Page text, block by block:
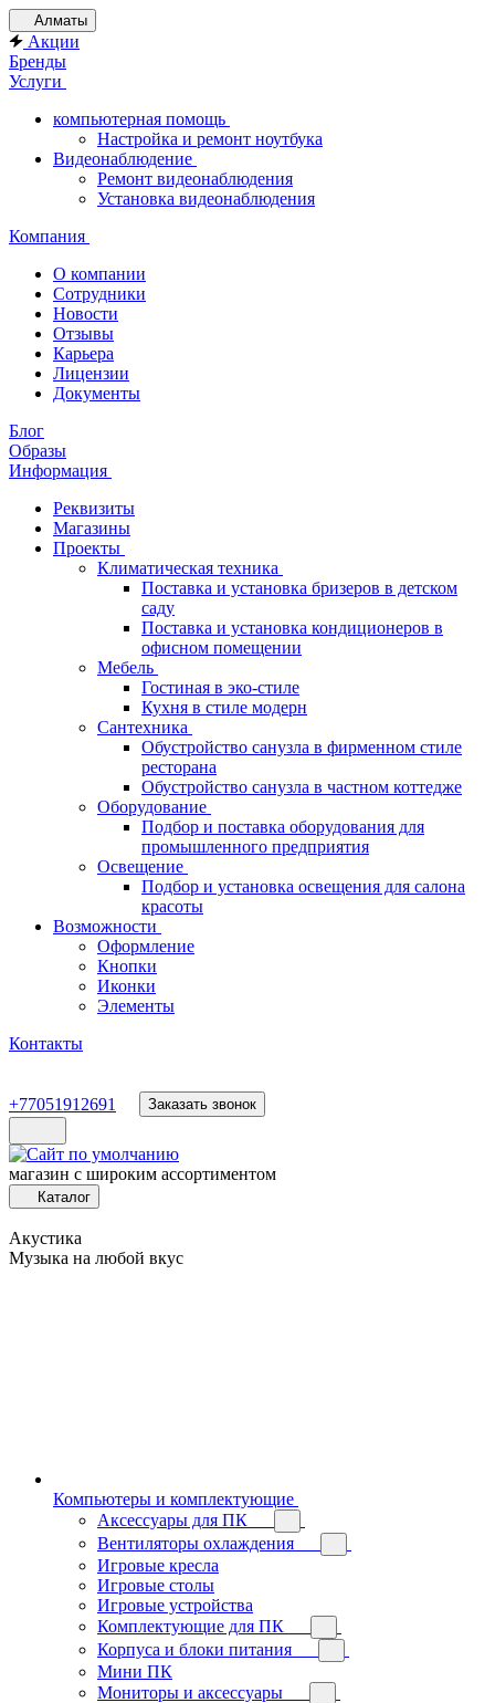
Алматы
Акции
Бренды
Услуги
компьютерная помощь
Настройка и ремонт ноутбука
Видеонаблюдение
Ремонт видеонаблюдения
Установка видеонаблюдения
Компания
О компании
Сотрудники
Новости
Отзывы
Карьера
Лицензии
Документы
Блог
Образы
Информация
Реквизиты
Магазины
Проекты
Климатическая техника
Поставка и установка бризеров в детском
саду
Поставка и установка кондиционеров в
офисном помещении
Мебель
Гостиная в эко-стиле
Кухня в стиле модерн
Сантехника
Обустройство санузла в фирменном стиле
ресторана
Обустройство санузла в частном коттедже
Оборудование
Подбор и поставка оборудования для
промышленного предприятия
Освещение
Подбор и установка освещения для салона
красоты
Возможности
Оформление
Кнопки
Иконки
Элементы
Контакты
+77051912691 Заказать звонок
магазин с широким ассортиментом
Каталог
Акустика
Музыка на любой вкус
Компьютеры и комплектующие
Аксессуары для ПК
Вентиляторы охлаждения
Игровые кресла
Игровые столы
Игровые устройства
Комплектующие для ПК
Корпуса и блоки питания
Мини ПК
Мониторы и аксессуары